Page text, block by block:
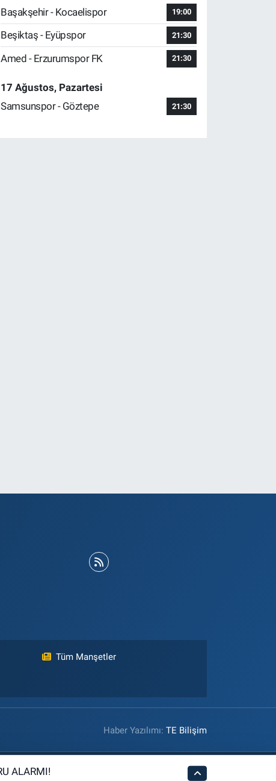
Başakşehir - Kocaelispor
19:00
Beşiktaş - Eyüpspor 21:30
Amed - Erzurumspor FK 21:30
17 Ağustos, Pazartesi
Samsunspor - Göztepe
21:30
Tüm Manşetler
Haber Yazılımı:TE Bilişim
ALARMI!